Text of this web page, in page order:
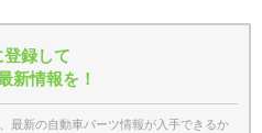
録して
新情報を！
最新の自動車パーツ情報が入手できるか